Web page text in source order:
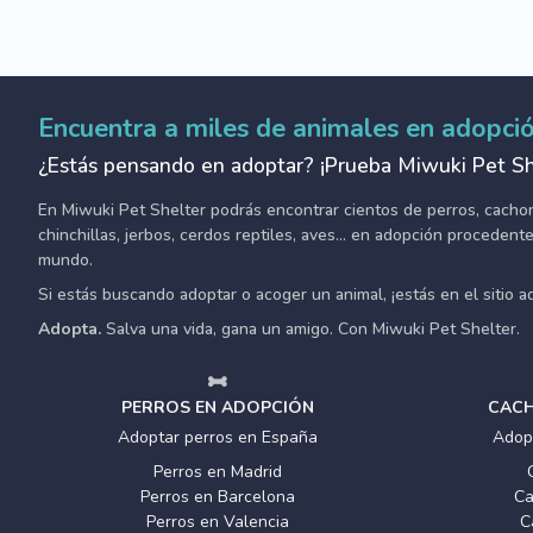
Encuentra a miles de animales en
¿Estás pensando en adoptar? ¡Prueba Miwuki Pet
En Miwuki Pet Shelter podrás encontrar cientos de perros,
chinchillas, jerbos, cerdos reptiles, aves... en adopción
mundo.
Si estás buscando adoptar o acoger un animal, ¡estás en el sitio
Adopta. Salva una vida, gana un amigo. Con Miwuki Pet Shelter.
PERROS EN ADOPCIÓN
Adoptar perros en España
Perros en Madrid
Perros en Barcelona
Perros en Valencia